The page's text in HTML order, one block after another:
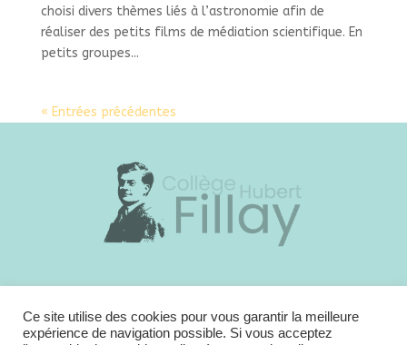
choisi divers thèmes liés à l’astronomie afin de
réaliser des petits films de médiation scientifique. En
petits groupes...
« Entrées précédentes
23 bis rue de Candy – 41 250 Bracieux
Standard administration :02 54 46 41 32
Ce site utilise des cookies pour vous garantir la meilleure
expérience de navigation possible. Si vous acceptez